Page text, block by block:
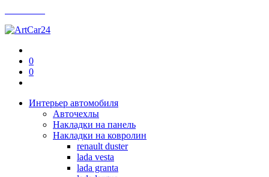
0
0
Интерьер автомобиля
Авточехлы
Накладки на панель
Накладки на ковролин
renault duster
lada vesta
lada granta